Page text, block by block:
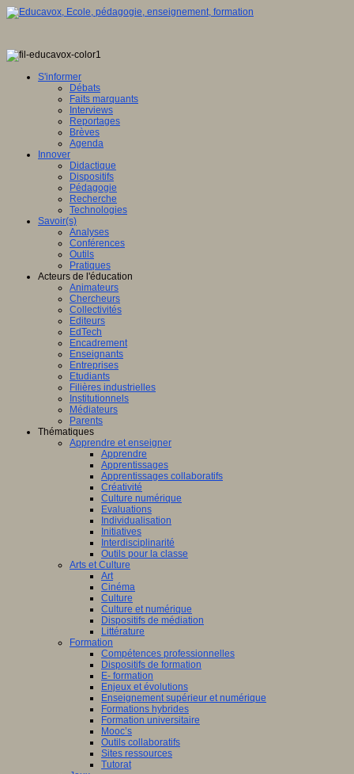
S'informer
Débats
Faits marquants
Interviews
Reportages
Brèves
Agenda
Innover
Didactique
Dispositifs
Pédagogie
Recherche
Technologies
Savoir(s)
Analyses
Conférences
Outils
Pratiques
Acteurs de l'éducation
Animateurs
Chercheurs
Collectivités
Editeurs
EdTech
Encadrement
Enseignants
Entreprises
Etudiants
Filières industrielles
Institutionnels
Médiateurs
Parents
Thématiques
Apprendre et enseigner
Apprendre
Apprentissages
Apprentissages collaboratifs
Créativité
Culture numérique
Evaluations
Individualisation
Initiatives
Interdisciplinarité
Outils pour la classe
Arts et Culture
Art
Cinéma
Culture
Culture et numérique
Dispositifs de médiation
Littérature
Formation
Compétences professionnelles
Dispositifs de formation
E- formation
Enjeux et évolutions
Enseignement supérieur et numérique
Formations hybrides
Formation universitaire
Mooc’s
Outils collaboratifs
Sites ressources
Tutorat